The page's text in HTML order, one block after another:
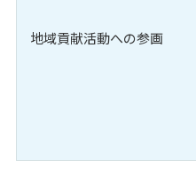
女性活躍／一般事業主行動計画
地域貢献活動への参画